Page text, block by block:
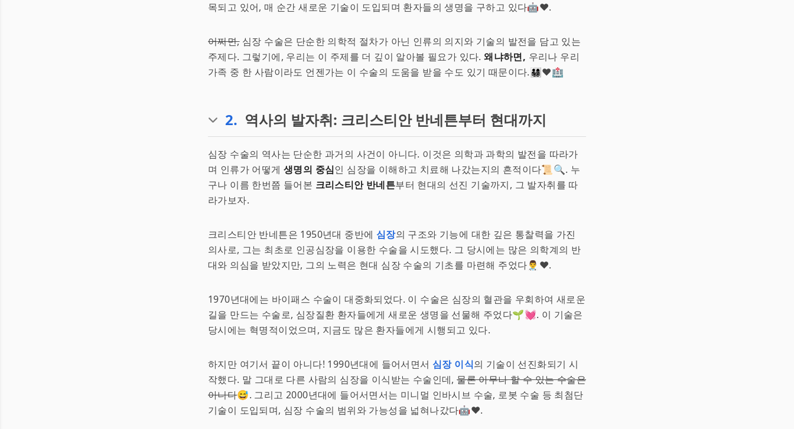
목되고 있어, 매 순간 새로운 기술이 도입되며 환자들의 생명을 구하고 있다🤖❤️.
어쩌면,심장 수술은 단순한 의학적 절차가 아닌 인류의 의지와 기술의 발전을 담고 있는
주제다. 그렇기에, 우리는 이 주제를 더 깊이 알아볼 필요가 있다.왜냐하면, 우리나 우리
가족 중 한 사람이라도 언젠가는 이 수술의 도움을 받을 수도 있기 때문이다.👨‍👩‍👧‍👦❤️🏥
2. 역사의 발자취: 크리스티안 반네튼부터 현대까지
심장 수술의 역사는 단순한 과거의 사건이 아니다. 이것은 의학과 과학의 발전을 따라가
며 인류가 어떻게 생명의 중심인 심장을 이해하고 치료해 나갔는지의 흔적이다📜🔍. 누
구나 이름 한번쯤 들어본 크리스티안 반네튼부터 현대의 선진 기술까지, 그 발자취를 따
라가보자.
크리스티안 반네튼은 1950년대 중반에 심장의 구조와 기능에 대한 깊은 통찰력을 가진
의사로, 그는 최초로 인공심장을 이용한 수술을 시도했다. 그 당시에는 많은 의학계의 반
대와 의심을 받았지만, 그의 노력은 현대 심장 수술의 기초를 마련해 주었다👨‍⚕️❤️.
1970년대에는 바이패스 수술이 대중화되었다. 이 수술은 심장의 혈관을 우회하여 새로운
길을 만드는 수술로, 심장질환 환자들에게 새로운 생명을 선물해 주었다🌱💓. 이 기술은
당시에는 혁명적이었으며, 지금도 많은 환자들에게 시행되고 있다.
하지만 여기서 끝이 아니다! 1990년대에 들어서면서 심장 이식의 기술이 선진화되기 시
작했다. 말 그대로 다른 사람의 심장을 이식받는 수술인데,물론 아무나 할 수 있는 수술은
아니다😅. 그리고 2000년대에 들어서면서는 미니멀 인바시브 수술, 로봇 수술 등 최첨단
기술이 도입되며, 심장 수술의 범위와 가능성을 넓혀나갔다🤖❤️.